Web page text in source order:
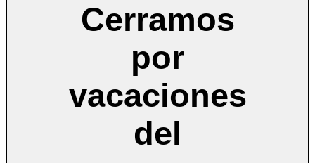
Cerramos
por
vacaciones
del